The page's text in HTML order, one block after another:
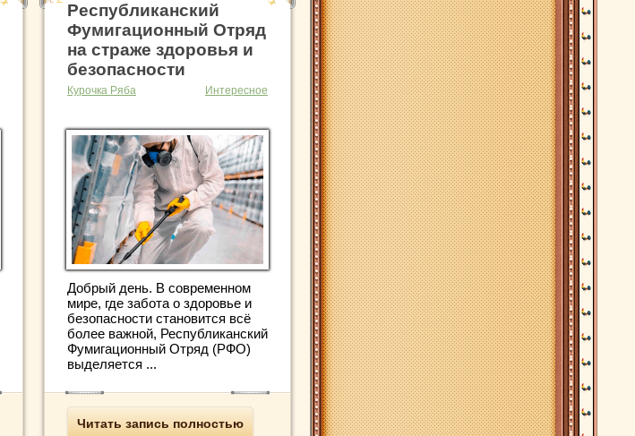
Республиканский
Фумигационный Отряд
на страже здоровья и
безопасности
Курочка Ряба Интересное
Добрый день. В современном
мире, где забота о здоровье и
безопасности становится всё
более важной, Республиканский
Фумигационный Отряд (РФО)
выделяется ...
Читать запись полностью